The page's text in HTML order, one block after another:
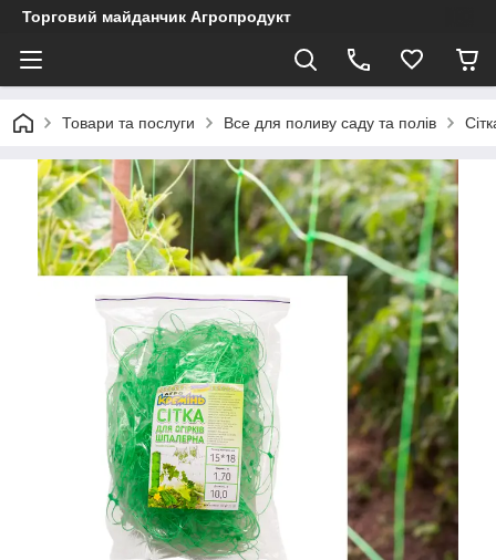
Торговий майданчик Агропродукт
Товари та послуги Все для поливу саду та полів